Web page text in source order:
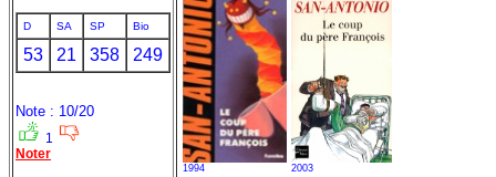
D SA SP Bio
53 21 358 249
Note : 10/20
1
Noter
1994 2003